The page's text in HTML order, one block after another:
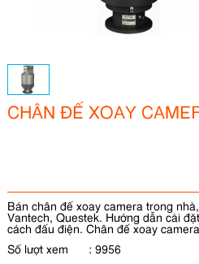
CHÂN ĐẾ XOAY
Bán chân đế xoay camera trong
Vantech, Questek. Hướng dẫn cài
cách đấu điện. Chân đế xoay
Số lượt xem
: 9956